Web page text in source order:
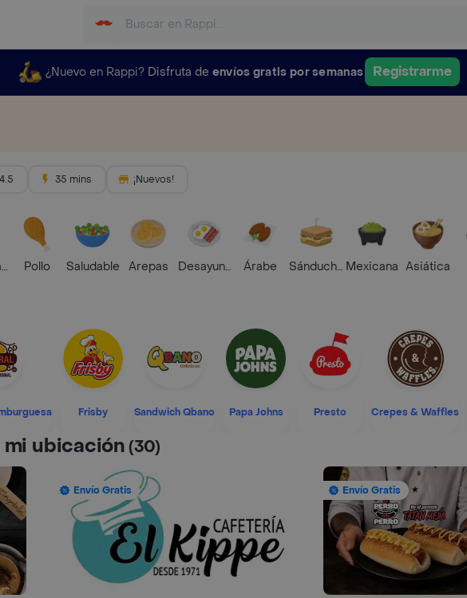
¿Nuevo en Rappi? Disfruta de envíos gratis por semanas Registrarme
35 mins ¡Nuevos!
Pollo Saludable Arepas Desayunos Árabe SánduchesMexicana Asiática
Frisby Sandwich Qbano Papa Johns Presto Crepes & Waffles
ubicación(30)
Envío Gratis Envío Gratis